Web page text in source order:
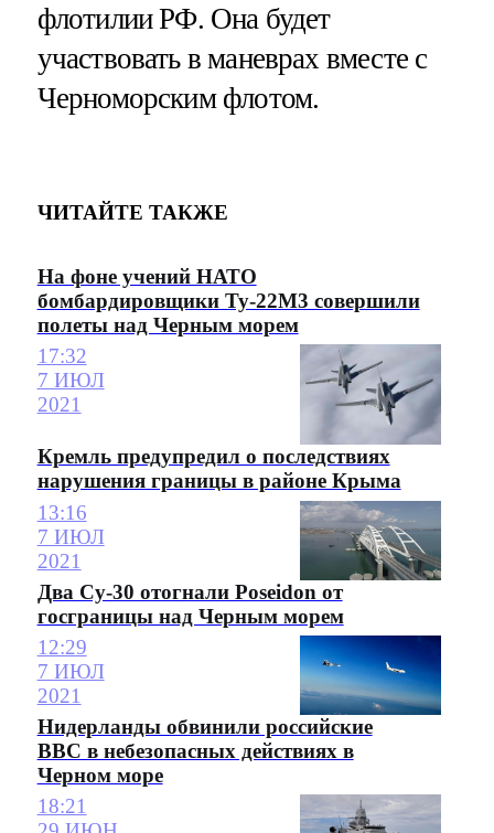
флотилии РФ. Она будет
участвовать в маневрах вместе с
Черноморским флотом.
ЧИТАЙТЕ ТАКЖЕ
На фоне учений НАТО
бомбардировщики Ту-22М3 совершили
полеты над Черным морем
17:32
7 ИЮЛ
2021
Кремль предупредил о последствиях
нарушения границы в районе Крыма
13:16
7 ИЮЛ
2021
Два Су-30 отогнали Poseidon от
госграницы над Черным морем
12:29
7 ИЮЛ
2021
Нидерланды обвинили российские
ВВС в небезопасных действиях в
Черном море
18:21